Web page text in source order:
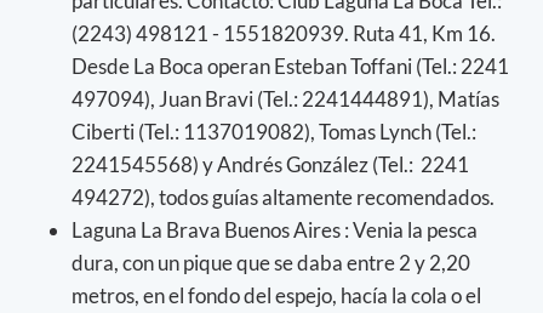
(2243) 498121 - 1551820939. Ruta 41, Km 16.
Desde La Boca operan Esteban Toffani (Tel.: 2241
497094), Juan Bravi (Tel.: 2241444891), Matías
Ciberti (Tel.: 1137019082), Tomas Lynch (Tel.:
2241545568) y Andrés González (Tel.: 2241
494272), todos guías altamente recomendados.
Laguna La Brava Buenos Aires : Venia la pesca
dura, con un pique que se daba entre 2 y 2,20
metros, en el fondo del espejo, hacía la cola o el